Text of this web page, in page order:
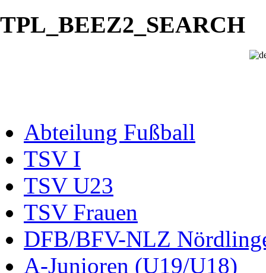
TPL_BEEZ2_SEARCH
Abteilung Fußball
TSV I
TSV U23
TSV Frauen
DFB/BFV-NLZ
A-Junioren (U19/U18)